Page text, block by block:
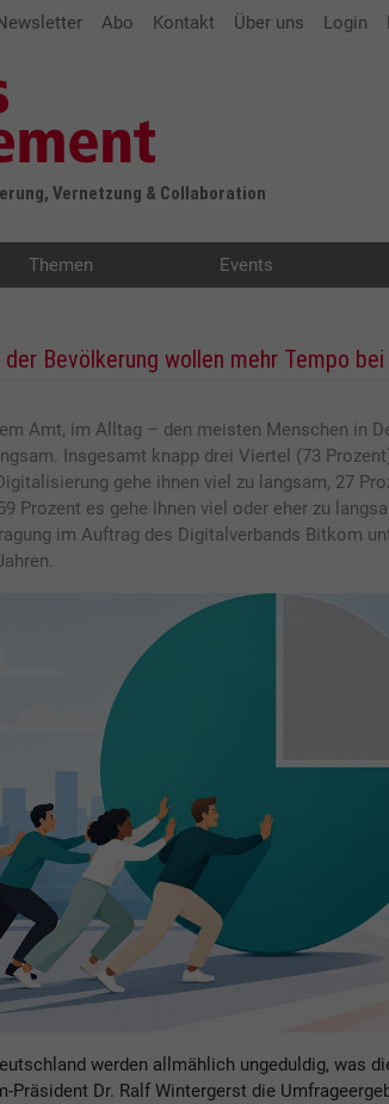
Abo Kontakt Über uns Login
Vernetzung & Collaboration
Themen Events
Bevölkerung wollen mehr Tempo
Amt, im Alltag – den meisten Menschen in
Insgesamt knapp drei Viertel (73
gehe ihnen viel zu langsam, 27
Prozent es gehe ihnen viel oder eher zu
im Auftrag des Digitalverbands Bitkom
werden allmählich ungeduldig, was
Präsident Dr. Ralf Wintergerst die